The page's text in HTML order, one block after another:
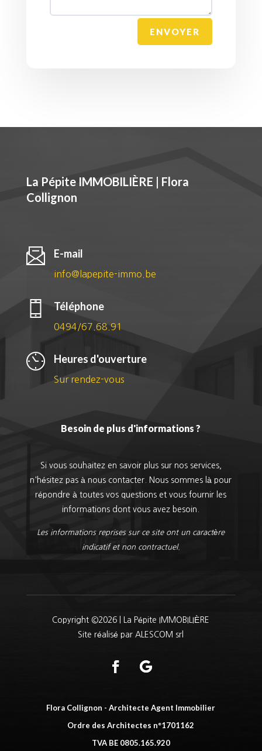
ENVOYER
La Pépite IMMOBILIÈRE | Flora
Collignon
E-mail
info@lapepite-immo.be
Téléphone
0494/67.68.91
Heures d'ouverture
Sur rendez-vous
Besoin de plus d'informations ?
Si vous souhaitez en savoir plus sur nos services,
n'hésitez pas à nous contacter. Nous sommes là pour
répondre à toutes vos questions et vous fournir les
informations dont vous avez besoin.
Les informations reprises sur ce site ont un caractère
indicatif et non contractuel.
Copyright ©2026 | La Pépite IMMOBILIÈRE
Site réalisé par ALESCOM srl
Flora Collignon - Architecte Agent Immobilier
Ordre des Architectes n°1701162
TVA BE 0805.165.920